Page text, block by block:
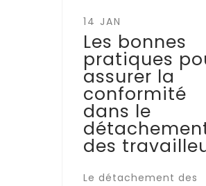
14 JAN
Les bonnes
pratiques
assurer la
conformité
dans le
des
Le détachement des